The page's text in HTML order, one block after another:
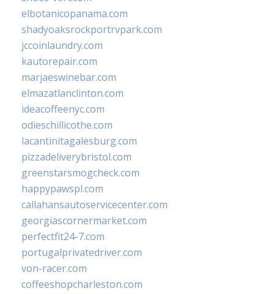
elbotanicopanama.com
shadyoaksrockportrvpark.com
jccoinlaundry.com
kautorepair.com
marjaeswinebar.com
elmazatlanclinton.com
ideacoffeenyc.com
odieschillicothe.com
lacantinitagalesburg.com
pizzadeliverybristol.com
greenstarsmogcheck.com
happypawspl.com
callahansautoservicecenter.com
georgiascornermarket.com
perfectfit24-7.com
portugalprivatedriver.com
von-racer.com
coffeeshopcharleston.com